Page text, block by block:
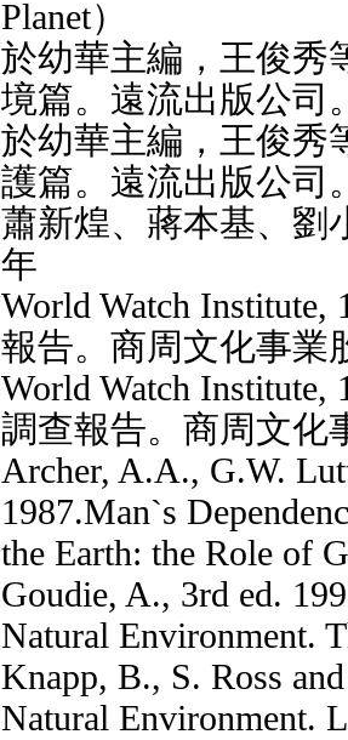
Planet）
於幼華主編，王俊秀
境篇。遠流出版公司
於幼華主編，王俊秀
護篇。遠流出版公司
蕭新煌、蔣本基、劉
年
World Watch
報告。商周文化事業
World Watch
調查報告。商周文化
Archer, A.A., G.W.
1987.Man`s
the Earth: the Role of
Goudie, A., 3rd ed.
Natural Environment.
Knapp, B., S. Ross
Natural Environment.